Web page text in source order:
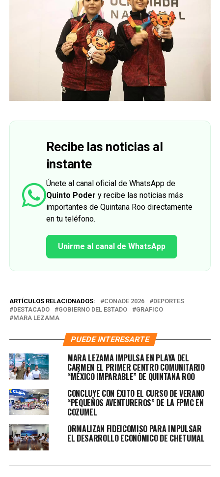
Recibe las noticias al
instante
Únete al canal oficial de WhatsApp de
Quinto Poder y recibe las noticias más
importantes de Quintana Roo directamente
en tu teléfono.
Unirme al canal de WhatsApp
ARTÍCULOS RELACIONADOS: CONADE 2026
DEPORTES
DESTACADO
GOBIERNO DEL ESTADO
GRAFICO
MARA LEZAMA
PUEDE INTERESARTE
MARA LEZAMA IMPULSA EN PLAYA DEL
CARMEN EL PRIMER CENTRO COMUNITARIO
“MÉXICO IMPARABLE” DE QUINTANA ROO
CONCLUYE CON ÉXITO EL CURSO DE VERANO
“PEQUEÑOS AVENTUREROS” DE LA FPMC EN
COZUMEL
ORMALIZAN FIDEICOMISO PARA IMPULSAR
EL DESARROLLO ECONÓMICO DE CHETUMAL